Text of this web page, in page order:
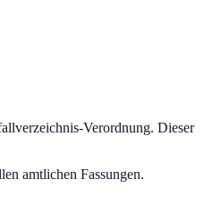
Verordnung. Dieser
amtlichen Fassungen.